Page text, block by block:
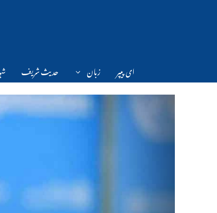
ای پیپر زبان حدیث شریف